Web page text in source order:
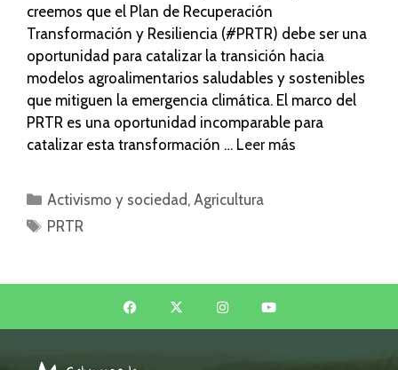
creemos que el Plan de Recuperación
Transformación y Resiliencia (#PRTR) debe ser una
oportunidad para catalizar la transición hacia
modelos agroalimentarios saludables y sostenibles
que mitiguen la emergencia climática. El marco del
PRTR es una oportunidad incomparable para
catalizar esta transformación … Leer más
Activismo y sociedad,Agricultura
PRTR